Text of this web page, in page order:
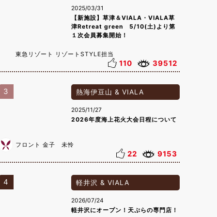
2025/03/31
【新施設】草津＆VIALA・VIALA草
津Retreat green 5/10(土)より第
１次会員募集開始！
東急リゾート リゾートSTYLE担当
110 39512
3 熱海伊豆山 & VIALA
2025/11/27
2026年度海上花火大会日程について
フロント 金子 未怜
22 9153
4 軽井沢 & VIALA
2026/07/24
軽井沢にオープン！天ぷらの専門店！